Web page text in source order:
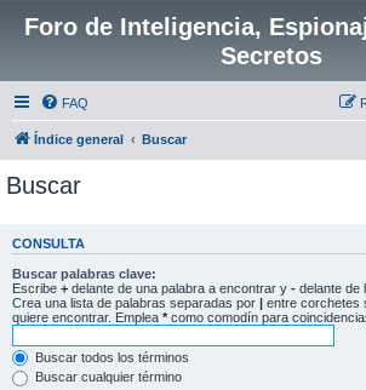
Foro de Inteligencia,
Secretos
FAQ
Índice general Buscar
Buscar
CONSULTA
Buscar palabras clave:
Escribe + delante de una palabra a encontrar y - delante de
Crea una lista de palabras separadas por | entre corchetes
quiere encontrar. Emplea * como comodín para
Buscar todos los términos
Buscar cualquier término